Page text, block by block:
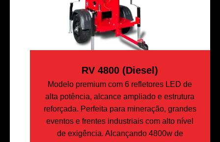
RV 4800 (Diesel)
Modelo premium com 6 refletores LED de
alta potência, alcance ampliado e estrutura
reforçada. Perfeita para mineração, grandes
eventos e frentes industriais com alto nível
de exigência. Alcançando 4800w de